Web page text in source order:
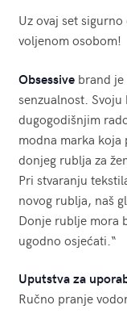
Uz ovaj set
voljenom osobom!
Obsessivebrand je
senzualnost.
dugogodišnjim
modna marka
donjeg rublja za
Pri stvaranju
novog rublja, naš
Donje rublje mora
ugodno osjećati.“
Uputstva za
Ručno pranje